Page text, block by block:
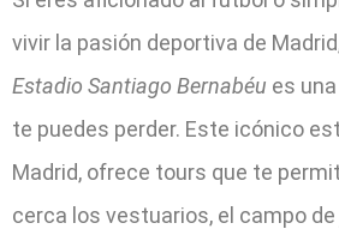
vivir la pasión deportiva de
Estadio Santiago Bernabéu es
te puedes perder. Este icónico
Madrid, ofrece tours que te
cerca los vestuarios, el campo